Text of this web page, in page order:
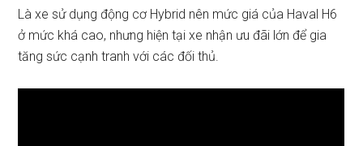
Là xe sử dụng động cơ Hybrid nên mức giá của Haval H6
ở mức khá cao, nhưng hiện tại xe nhận ưu đãi lớn để gia
tăng sức cạnh tranh với các đối thủ.